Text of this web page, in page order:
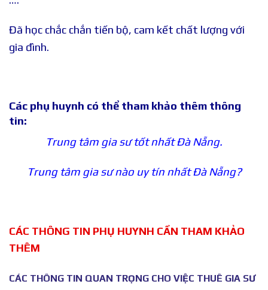
Đã học chắc chắn tiến bộ, cam kết chất lượng với
gia đình.
Các phụ huynh có thể tham khảo thêm thông
tin:
Trung tâm gia sư tốt nhất Đà Nẵng.
Trung tâm gia sư nào uy tín nhất Đà Nẵng?
CÁC THÔNG TIN PHỤ HUYNH CẦN THAM KHẢO
THÊM
CÁC THÔNG TIN QUAN TRỌNG CHO VIỆC THUÊ GIA SƯ